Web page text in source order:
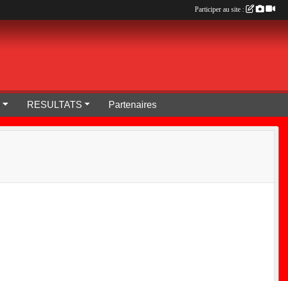
RESULTATS Partenaires
Participer au site :